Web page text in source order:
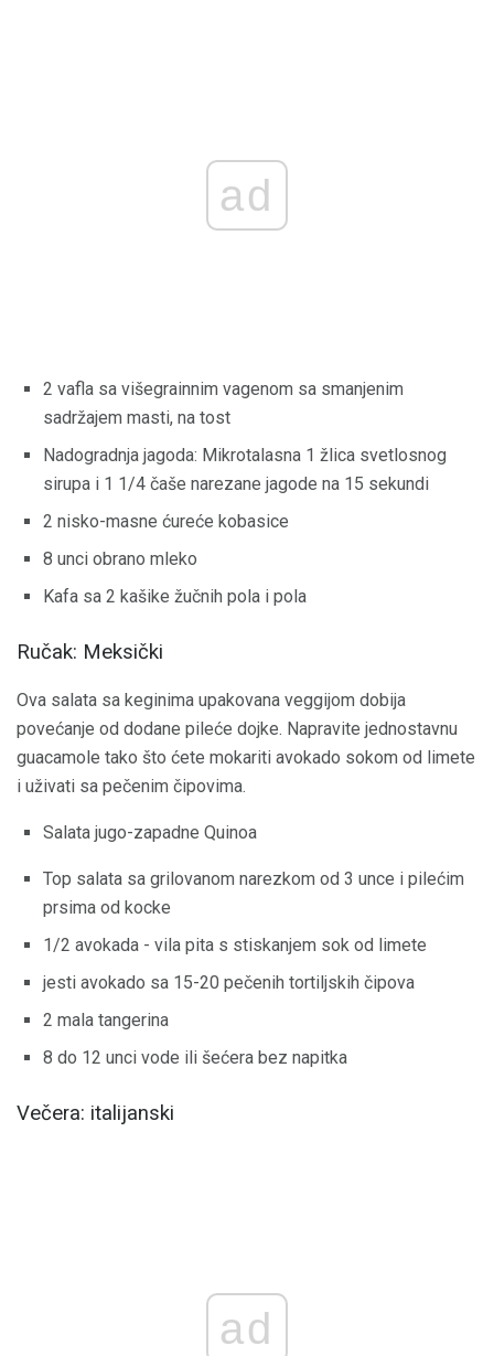
ad
2 vafla sa višegrainnim vagenom sa smanjenim
sadržajem masti, na tost
Nadogradnja jagoda: Mikrotalasna 1 žlica svetlosnog
sirupa i 1 1/4 čaše narezane jagode na 15 sekundi
2 nisko-masne ćureće kobasice
8 unci obrano mleko
Kafa sa 2 kašike žučnih pola i pola
Ručak: Meksički
Ova salata sa keginima upakovana veggijom dobija
povećanje od dodane pileće dojke. Napravite jednostavnu
guacamole tako što ćete mokariti avokado sokom od limete
i uživati ​​sa pečenim čipovima.
Salata jugo-zapadne Quinoa
Top salata sa grilovanom narezkom od 3 unce i pilećim
prsima od kocke
1/2 avokada - vila pita s stiskanjem sok od limete
jesti avokado sa 15-20 pečenih tortiljskih čipova
2 mala tangerina
8 do 12 unci vode ili šećera bez napitka
Večera: italijanski
ad